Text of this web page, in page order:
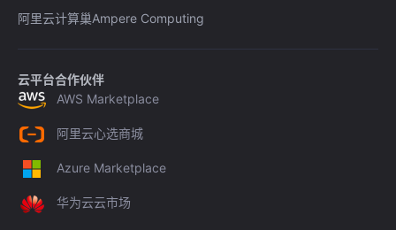
阿里云计算巢Ampere Computing
云平台合作伙伴
AWS Marketplace
阿里云心选商城
Azure Marketplace
华为云云市场